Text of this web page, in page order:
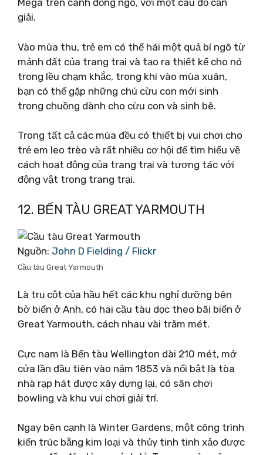
Mega trên cánh đồng ngô, với một câu đố cần
giải.
Vào mùa thu, trẻ em có thể hái một quả bí ngô từ
mảnh đất của trang trại và tạo ra thiết kế cho nó
trong lều chạm khắc, trong khi vào mùa xuân,
bạn có thể gặp những chú cừu con mới sinh
trong chuồng dành cho cừu con và sinh bê.
Trong tất cả các mùa đều có thiết bị vui chơi cho
trẻ em leo trèo và rất nhiều cơ hội để tìm hiểu về
cách hoạt động của trang trại và tương tác với
động vật trong trang trại.
12. BẾN TÀU GREAT YARMOUTH
Nguồn: John D Fielding / Flickr
Cầu tàu Great Yarmouth
Là trụ cột của hầu hết các khu nghỉ dưỡng bên
bờ biển ở Anh, có hai cầu tàu dọc theo bãi biển ở
Great Yarmouth, cách nhau vài trăm mét.
Cực nam là Bến tàu Wellington dài 210 mét, mở
cửa lần đầu tiên vào năm 1853 và nổi bật là tòa
nhà rạp hát được xây dựng lại, có sân chơi
bowling và khu vui chơi giải trí.
Ngay bên cạnh là Winter Gardens, một công trình
kiến ​​trúc bằng kim loại và thủy tinh tinh xảo được